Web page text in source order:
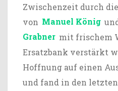
Zwischenzeit durch
von Manuel König
Grabner mit frischem
Ersatzbank verstärkt
Hoffnung auf einen
und fand in den